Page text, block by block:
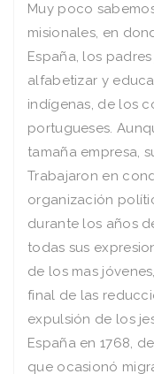
Muy poco
misionales, en
España, los
alfabetizar y
indígenas, de los
portugueses.
tamaña empresa,
Trabajaron en
organización
durante los años
todas sus
de los mas
final de las
expulsión de los
España en 1768,
que ocasionó